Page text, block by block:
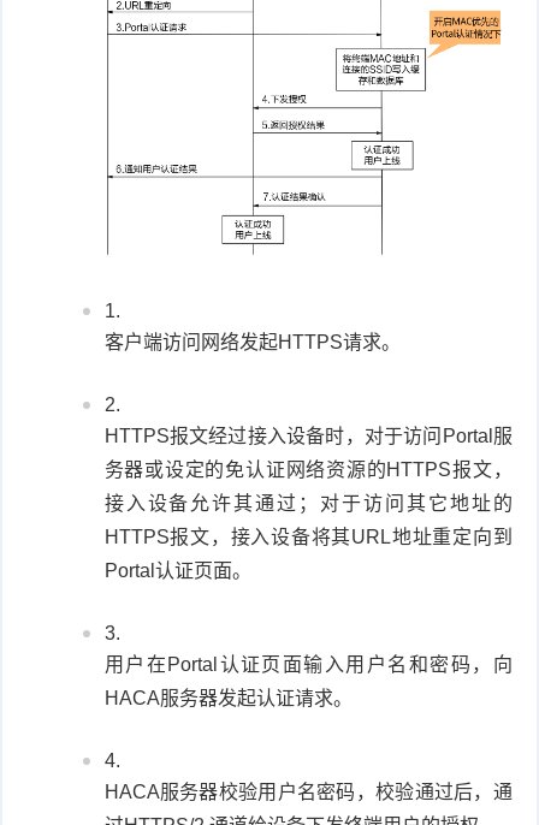
客户端访问网络发起HTTPS请求。
HTTPS报文经过接入设备时，对于访问Portal服
务器或设定的免认证网络资源的HTTPS报文，
接入设备允许其通过；对于访问其它地址的
HTTPS报文，接入设备将其URL地址重定向到
Portal认证页面。
用户在Portal认证页面输入用户名和密码，向
HACA服务器发起认证请求。
HACA服务器校验用户名密码，校验通过后，通